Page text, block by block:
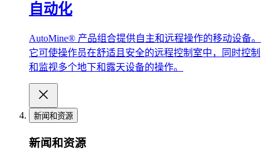
自动化
AutoMine® 产品组合提供自主和远程操作的移动设备。
它可使操作员在舒适且安全的远程控制室中，同时控制
和监视多个地下和露天设备的操作。
新闻和资源
新闻和资源